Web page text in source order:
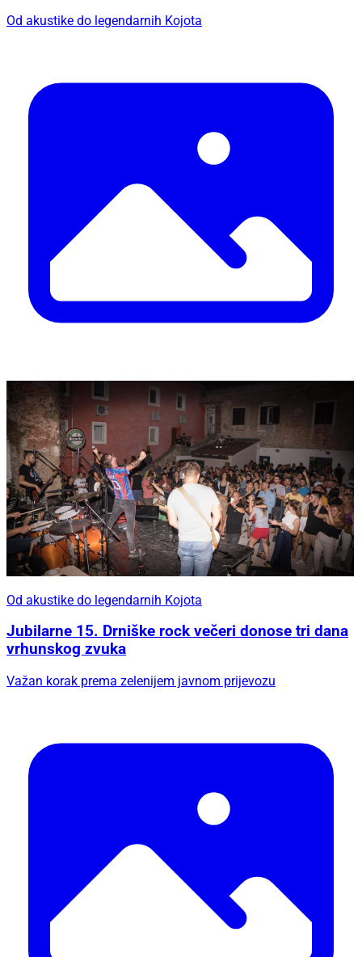
Od akustike do legendarnih Kojota
Od akustike do legendarnih Kojota
Jubilarne 15. Drniške rock večeri donose tri dana
vrhunskog zvuka
Važan korak prema zelenijem javnom prijevozu